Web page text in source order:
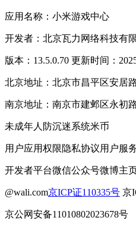
应用名称：小米游戏中心
开发者：北京瓦力网络科技有
版本：13.5.0.70 更新时间：
北京地址：北京市昌平区安居
南京地址：南京市建邺区永初
未成年人防沉迷系统米币
用户应用权限隐私协议用户服
开发者平台微信公众号微博主
@wali.com京ICP证110335号 京
京公网安备11010802023678号